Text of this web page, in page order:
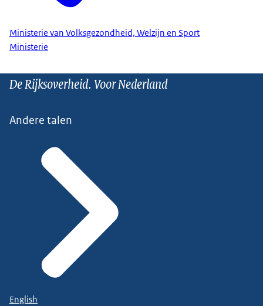
Ministerie van Volksgezondheid, Welzijn en Sport
Ministerie
De Rijksoverheid. Voor Nederland
Andere talen
English